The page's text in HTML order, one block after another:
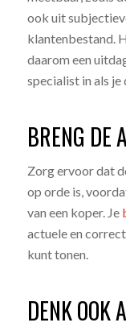
ook uit
klantenbestand.
daarom een
specialist in als
BRENG DE
Zorg ervoor dat
op orde is,
van een koper. Je
actuele en
kunt tonen.
DENK OOK